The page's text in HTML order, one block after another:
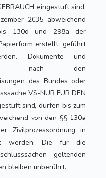
eingestuft sind,
2035 abweichend
130d und 298a der
erstellt, geführt
Dokumente und
nach den
des Bundes oder
VS-NUR FÜR DEN
sind, dürfen bis zum
von den §§ 130a
Zivilprozessordnung in
werden. Die für die
geltenden
bleiben unberührt.